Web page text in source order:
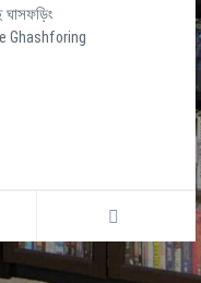
ঘাসফড়িং
Ghashforing